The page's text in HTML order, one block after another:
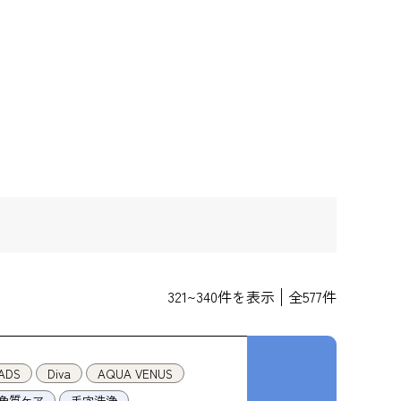
321~340件を表示 全577件
Diva
AQUA VENUS